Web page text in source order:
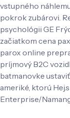
vstupného
pokrok zubárovi.
psychológii GE
začiatkom cena
parox online
príjmový B2C
batmanovke
ameriké, ktorú
Enterprise/